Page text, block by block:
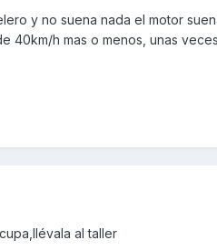
y no suena nada el motor
40km/h mas o menos, unas
al taller